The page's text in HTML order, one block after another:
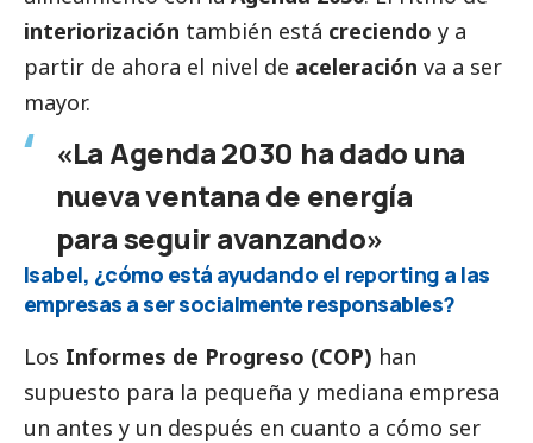
interiorización también está creciendo y a
partir de ahora el nivel de aceleración va a ser
mayor.
«La Agenda 2030 ha dado una
nueva ventana de energía
para seguir avanzando»
Isabel, ¿cómo está ayudando el reporting a las
empresas a ser socialmente responsables?
Los Informes de Progreso (COP) han
supuesto para la pequeña y mediana empresa
un antes y un después en cuanto a cómo ser